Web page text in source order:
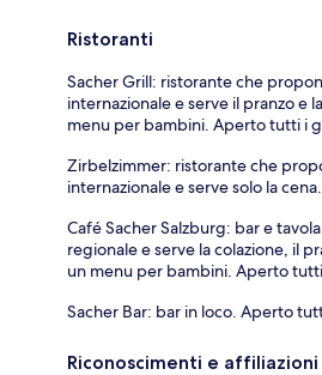
Ristoranti
Sacher Grill: ristorante che
internazionale e serve il pranzo e
menu per bambini. Aperto tutti i
Zirbelzimmer: ristorante che
internazionale e serve solo la
Café Sacher Salzburg: bar e
regionale e serve la colazione, il
un menu per bambini. Aperto
Sacher Bar: bar in loco. Aperto
Riconoscimenti e affiliazioni